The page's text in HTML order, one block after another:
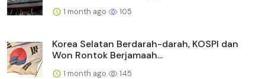
1 month ago 105
Korea Selatan Berdarah-darah, KOSPI dan
Won Rontok Berjamaah...
1 month ago 145